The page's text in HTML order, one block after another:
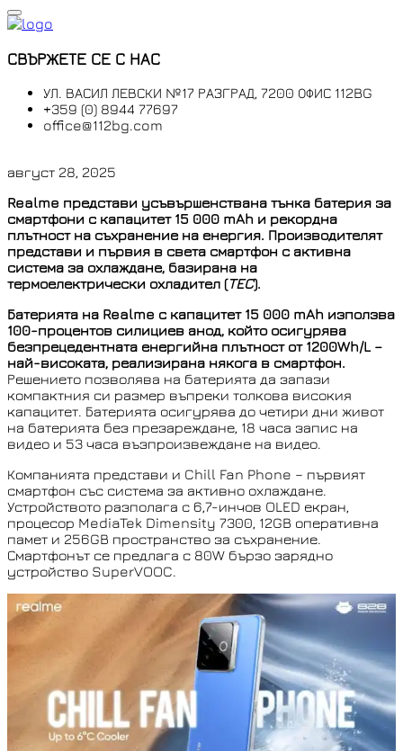
СВЪРЖЕТЕ СЕ С НАС
УЛ. ВАСИЛ ЛЕВСКИ №17 РАЗГРАД, 7200 ОФИС 112BG
+359 (0) 8944 77697
office@112bg.com
август 28, 2025
Realme представи усъвършенствана тънка батерия за
смартфони с капацитет 15 000 mAh и рекордна
плътност на съхранение на енергия. Производителят
представи и първия в света смартфон с активна
система за охлаждане, базирана на
термоелектрически охладител (TEC).
Батерията на Realme с капацитет 15 000 mAh използва
100-процентов силициев анод, който осигурява
безпрецедентната енергийна плътност от 1200Wh/L –
най-високата, реализирана някога в смартфон.
Решението позволява на батерията да запази
компактния си размер въпреки толкова високия
капацитет. Батерията осигурява до четири дни живот
на батерията без презареждане, 18 часа запис на
видео и 53 часа възпроизвеждане на видео.
Компанията представи и Chill Fan Phone – първият
смартфон със система за активно охлаждане.
Устройството разполага с 6,7-инчов OLED екран,
процесор MediaTek Dimensity 7300, 12GB оперативна
памет и 256GB пространство за съхранение.
Смартфонът се предлага с 80W бързо зарядно
устройство SuperVOOC.